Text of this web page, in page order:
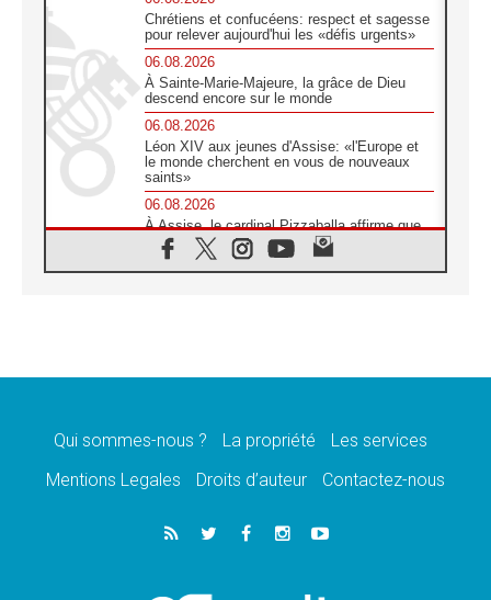
Chrétiens et confucéens: respect et sagesse
pour relever aujourd'hui les «défis urgents»
06.08.2026
À Sainte-Marie-Majeure, la grâce de Dieu
descend encore sur le monde
06.08.2026
Léon XIV aux jeunes d'Assise: «l'Europe et
le monde cherchent en vous de nouveaux
saints»
06.08.2026
À Assise, le cardinal Pizzaballa affirme que
«les chrétiens veulent la paix»
06.08.2026
message de paix et de dignité humaine»
«La visite du Pape en Uruguay renforcera
05.08.2026
Le nonce en Ukraine: «Il est inquiétant
Qui sommes-nous ? La propriété
Les services
Mentions Legales
Droits d’auteur Contactez-nous